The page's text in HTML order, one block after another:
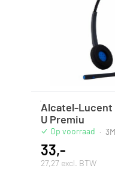
Alcatel-Lucent
U Premiu
Op voorraad ·
33,-
27,27 excl. BTW